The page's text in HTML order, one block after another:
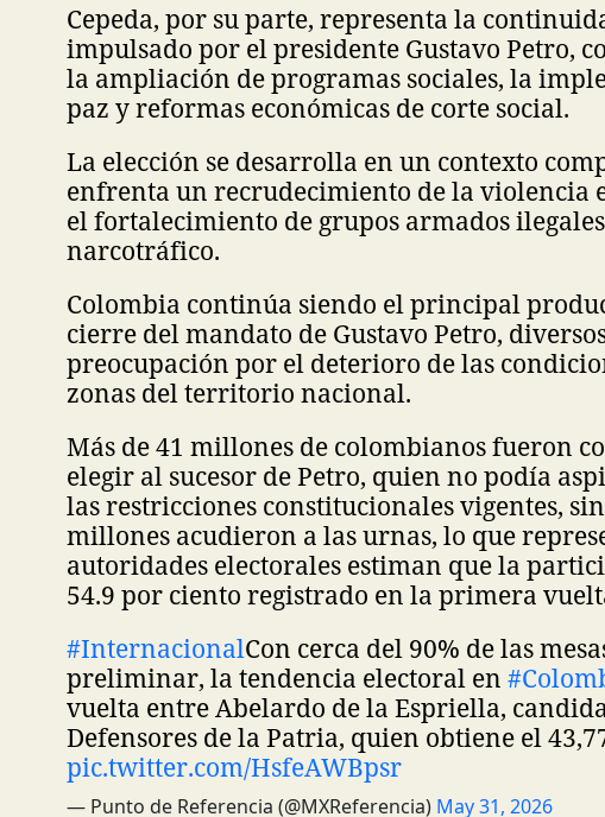
Cepeda, por su parte, representa la
impulsado por el presidente Gustavo Petro,
la ampliación de programas sociales, la
paz y reformas económicas de corte social.
La elección se desarrolla en un contexto
enfrenta un recrudecimiento de la violencia
el fortalecimiento de grupos armados
narcotráfico.
Colombia continúa siendo el principal
cierre del mandato de Gustavo Petro,
preocupación por el deterioro de las
zonas del territorio nacional.
Más de 41 millones de colombianos fueron
elegir al sucesor de Petro, quien no podía
las restricciones constitucionales vigentes,
millones acudieron a las urnas, lo que
autoridades electorales estiman que la
54.9 por ciento registrado en la primera
#InternacionalCon cerca del 90% de las
preliminar, la tendencia electoral en
vuelta entre Abelardo de la Espriella,
Defensores de la Patria, quien obtiene el
pic.twitter.com/HsfeAWBpsr
— Punto de Referencia (@MXReferencia) May 31, 2026